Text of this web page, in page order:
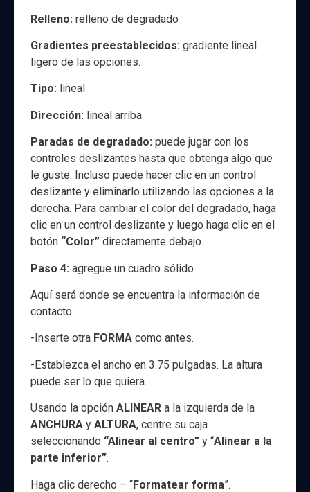
Relleno:relleno de degradado
Gradientes preestablecidos:gradiente lineal
ligero de las opciones.
Tipo: lineal
Dirección: lineal arriba
Paradas de degradado: puede jugar con los
controles deslizantes hasta que obtenga algo que
le guste. Incluso puede hacer clic en un control
deslizante y eliminarlo utilizando las opciones a la
derecha. Para cambiar el color del degradado, haga
clic en un control deslizante y luego haga clic en el
botón “Color”directamente debajo.
Paso 4:agregue un cuadro sólido
Aquí será donde se encuentra la información de
contacto.
-Inserte otra FORMA como antes.
-Establezca el ancho en 3.75 pulgadas. La altura
puede ser lo que quiera.
Usando la opciónALINEAR a la izquierda de la
ANCHURA yALTURA, centre su caja
seleccionando “Alinear al centro” y “Alinear a la
parte inferior”.
Haga clic derecho – “Formatear forma”.